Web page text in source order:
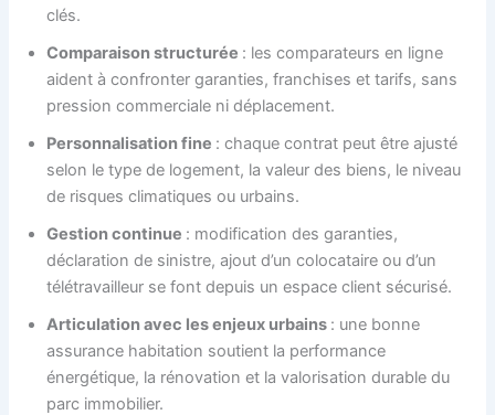
clés.
Comparaison structurée : les comparateurs en ligne
aident à confronter garanties, franchises et tarifs, sans
pression commerciale ni déplacement.
Personnalisation fine : chaque contrat peut être ajusté
selon le type de logement, la valeur des biens, le niveau
de risques climatiques ou urbains.
Gestion continue : modification des garanties,
déclaration de sinistre, ajout d’un colocataire ou d’un
télétravailleur se font depuis un espace client sécurisé.
Articulation avec les enjeux urbains : une bonne
assurance habitation soutient la performance
énergétique, la rénovation et la valorisation durable du
parc immobilier.